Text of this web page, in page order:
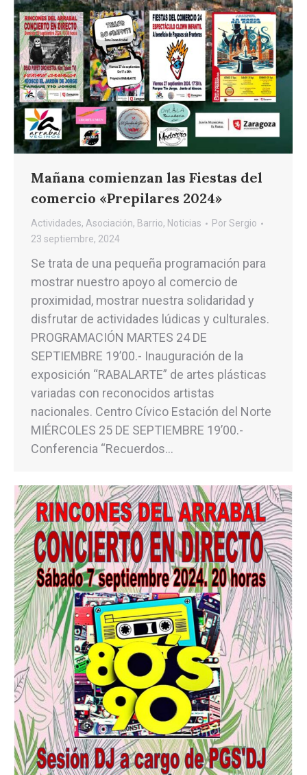
Mañana comienzan las Fiestas del
comercio «Prepilares 2024»
Actividades, Asociación, Barrio, Noticias PorSergio
23 septiembre, 2024
Se trata de una pequeña programación para
mostrar nuestro apoyo al comercio de
proximidad, mostrar nuestra solidaridad y
disfrutar de actividades lúdicas y culturales.
PROGRAMACIÓN MARTES 24 DE
SEPTIEMBRE 19’00.- Inauguración de la
exposición “RABALARTE” de artes plásticas
variadas con reconocidos artistas
nacionales. Centro Cívico Estación del Norte
MIÉRCOLES 25 DE SEPTIEMBRE 19’00.-
Conferencia “Recuerdos…